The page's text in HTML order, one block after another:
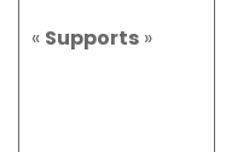
« Supports »